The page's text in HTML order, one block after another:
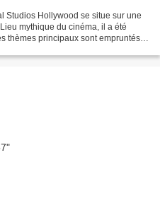
Studios Hollywood se situe sur une
mythique du cinéma, il a été
thèmes principaux sont empruntés